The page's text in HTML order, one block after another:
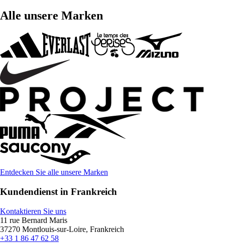
Alle unsere Marken
Entdecken Sie alle unsere Marken
Kundendienst in Frankreich
Kontaktieren Sie uns
11 rue Bernard Maris
37270 Montlouis-sur-Loire, Frankreich
+33 1 86 47 62 58